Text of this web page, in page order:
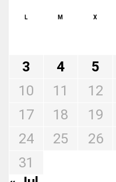
L M X
3
4 5
10
11 12
17
18 19
24
25 26
31